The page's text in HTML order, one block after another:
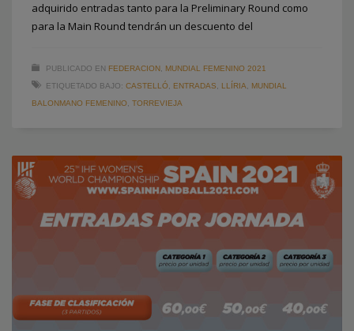
adquirido entradas tanto para la Preliminary Round como
para la Main Round tendrán un descuento del
PUBLICADO EN FEDERACION
MUNDIAL FEMENINO 2021
ETIQUETADO BAJO: CASTELLÓ ENTRADAS LLÍRIA
MUNDIAL
BALONMANO FEMENINO TORREVIEJA